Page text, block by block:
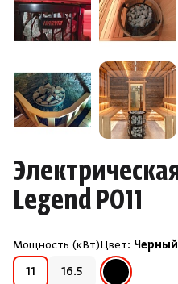
Ароматы
Душевые поддоны и
Интерьер
Лёдогенераторы
Пародушевые
Legend PO11
Мощность (кВт)
11 16.5
Цвет: Черный
Черный